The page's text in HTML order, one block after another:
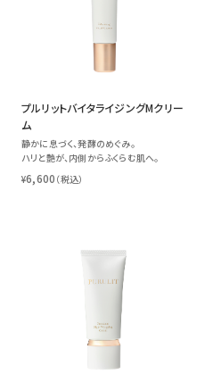
プルリットバイタライジングMクリー
ム
静かに息づく、発酵のめぐみ。
ハリと艶が、内側からふくらむ肌へ。
¥6,600 （税込）